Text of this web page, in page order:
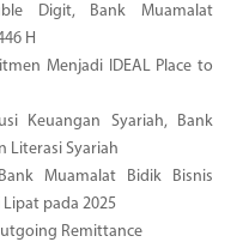
Digit, Bank Muamalat
H
Menjadi IDEAL Place to
Keuangan Syariah, Bank
Literasi Syariah
Muamalat Bidik Bisnis
pada 2025
Remittance